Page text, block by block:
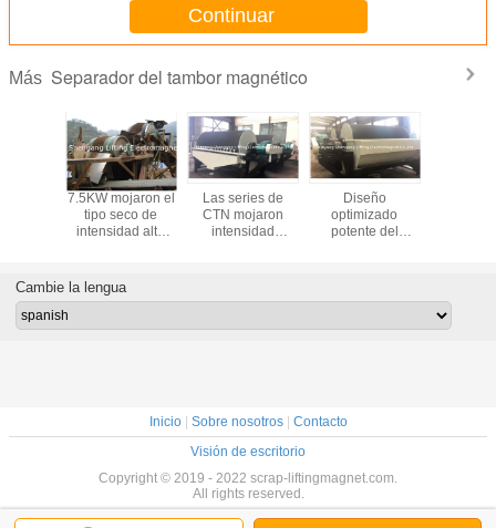
Continuar
Más Separador del tambor magnético
hierro
m
7.5KW mojaron el
tipo seco de
intensidad alta
magnético del
tambor
Las series de
CTN mojaron
intensidad
3000GS
Diseño
optimizado
potente del
NdFeB
manejar
Cambie la lengua
Inicio| Sobre nosotros| Contacto
Visión de escritorio
Copyright © 2019 - 2022 scrap-liftingmagnet.com.
All rights reserved.